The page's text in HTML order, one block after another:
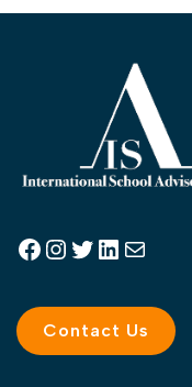
Contact Us